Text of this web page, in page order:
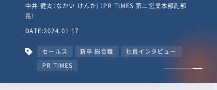
タビュー #PR
TIMESな人たち
中井 健太（なかい けんた）（PR TIMES 第二営業本部副部
長）
DATE:2024.01.17
セールス 新卒 総合職
社員インタビュー
PR TIMES